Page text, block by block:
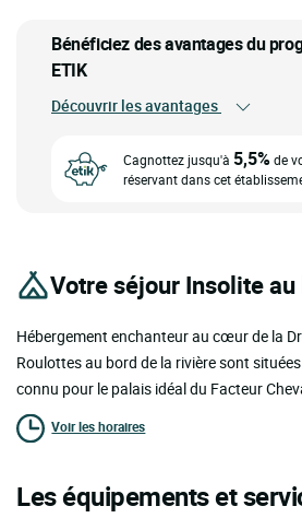
Bénéficiez des avantages du
ETIK
Découvrir les avantages
Cagnottez jusqu'à 5,5%de
réservant dans cet
Votre séjour Insolite
Hébergement enchanteur au cœur de la
Roulottes au bord de la rivière sont
connu pour le palais idéal du Facteur
Voir les horaires
Les équipements et